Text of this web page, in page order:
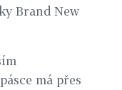
Brand New
má přes